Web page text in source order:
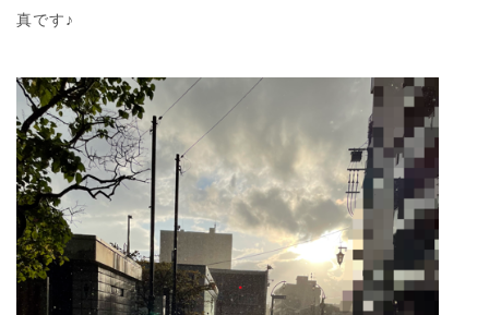
真です♪